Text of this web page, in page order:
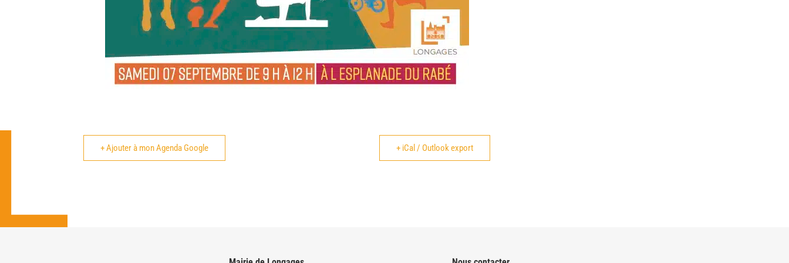
+ Ajouter à mon Agenda Google + iCal / Outlook export